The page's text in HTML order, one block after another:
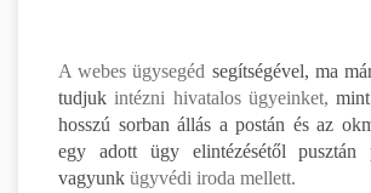
A webes ügysegéd segítségével, ma
tudjuk intézni hivatalos ügyeinket,
hosszú sorban állás a postán és az
egy adott ügy elintézésétől pusztán
vagyunk ügyvédi iroda mellett.